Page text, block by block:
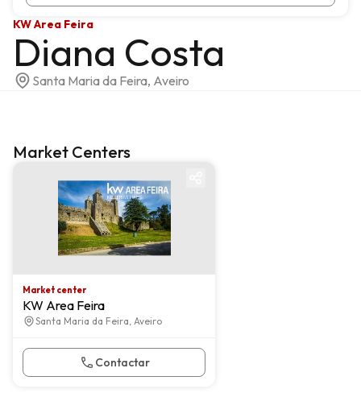
KW Area Feira
Diana Costa
Santa Maria da Feira, Aveiro
Market Centers
Market center
KW Area Feira
Santa Maria da Feira, Aveiro
Contactar